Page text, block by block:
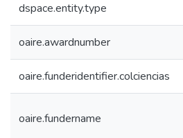
dspace.entity.type
oaire.awardnumber
oaire.funderidentifier.colciencias
oaire.fundername